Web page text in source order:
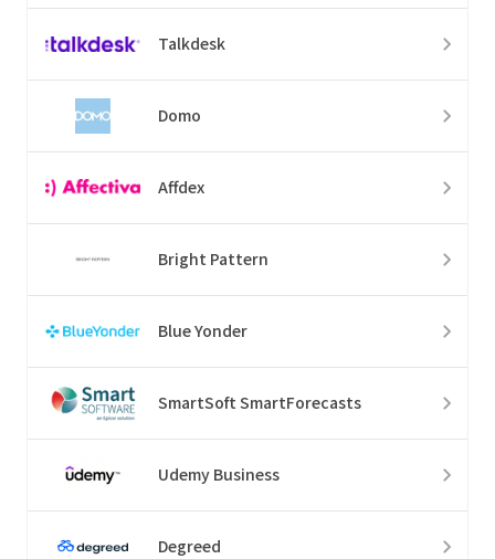
Talkdesk
Domo
Affdex
Bright Pattern
Blue Yonder
SmartSoft SmartForecasts
Udemy Business
Degreed